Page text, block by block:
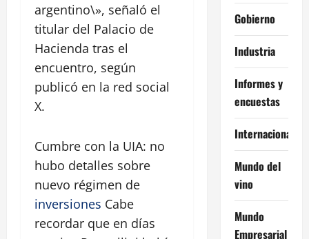
argentino\», señaló el
titular del Palacio de
Hacienda tras el
encuentro, según
publicó en la red social
X.
Cumbre con la UIA: no
hubo detalles sobre
nuevo régimen de
inversiones Cabe
recordar que en días
Gobierno
Industria
Informes y
encuestas
Internacional
Mundo del
vino
Mundo
Empresarial